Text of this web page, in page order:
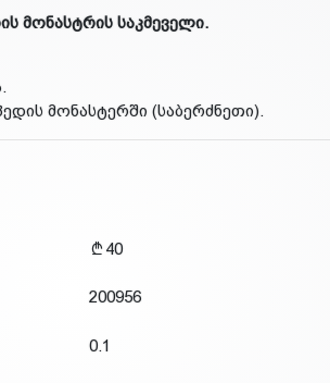
მონასტრის საკმეველი.
მონასტერში (საბერძნეთი).
40
200956
0.1